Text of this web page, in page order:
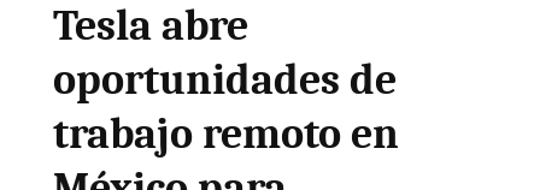
Tesla abre
oportunidades de
trabajo remoto en